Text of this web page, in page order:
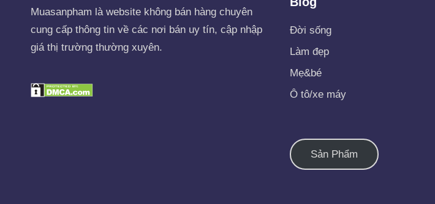
Muasanpham là website không bán hàng chuyên
cung cấp thông tin về các nơi bán uy tín, cập nhập
giá thị trường thường xuyên.
Đời sống
Làm đẹp
Mẹ&bé
Ô tô/xe máy
Sản Phẩm